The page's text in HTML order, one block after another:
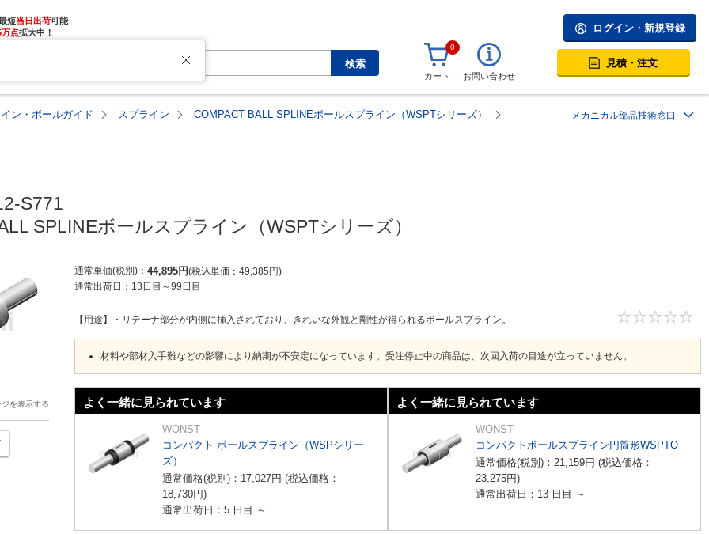
短当日出荷
万点拡大中！
検索
ログイン・新規登録
0
カート お問い合わせ
見積・注文
ン・ボールガイド スプライン COMPACT BALL SPLINEボールスプライン（WSPTシリーズ） メカニカル部品技術窓口
S771
SPLINEボールスプライン（WSPTシリーズ）
を表示する
通常単価(税別) 44,895円 税込単価 49,385円
通常出荷日： 13日目 ～99日目
【用途】・リテーナ部分が内側に挿入されており、きれいな外観と剛性が得られるボールスプライン。
材料や部材入手難などの影響により納期が不安定になっています。受注停止中の商品は、次回入荷の目途が立っていません。
よく一緒に見られています
WONST
コンパクト ボールスプライン（WSPシリー
ズ）
通常価格(税別)： 17,027円 (税込価格：
18,730円)
通常出荷日：5 日目 ～
よく一緒に見られています
WONST
コンパクトボールスプライン円筒形WSPTO
通常価格(税別)： 21,159円 (税込価格：
23,275円)
通常出荷日：13 日目 ～